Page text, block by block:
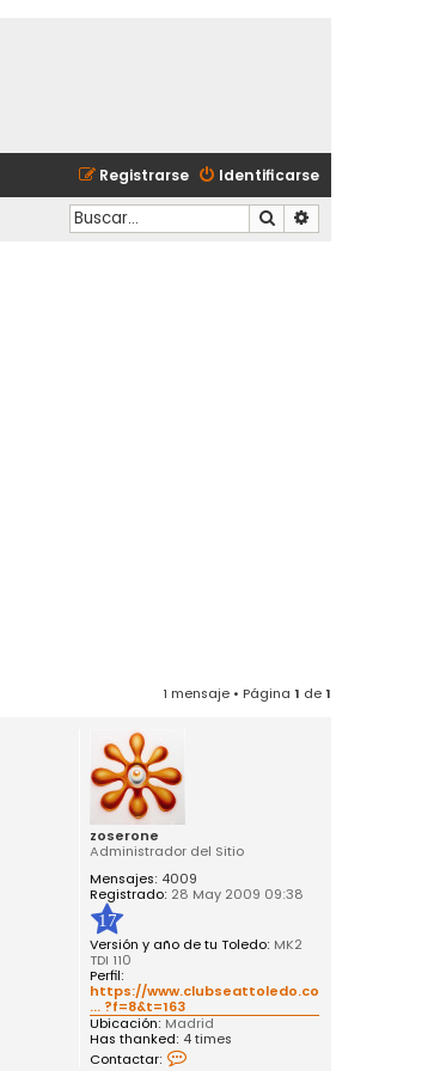
Identificarse
Registrarse
Buscar
1 mensaje • Página 1 de1
zoserone
Administrador del Sitio
Mensajes: 4009
Registrado: 28 May 2009 09:38
17
Versión y año de tu Toledo: MK2
TDI 110
Perfil:
https://www.clubseattoledo.com/foro/vie
... ?f=8&t=163
Ubicación: Madrid
Has thanked: 4 times
Contactar: